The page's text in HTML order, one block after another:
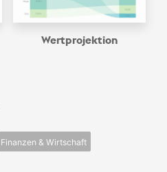
Wertprojektion
Finanzen & Wirtschaft